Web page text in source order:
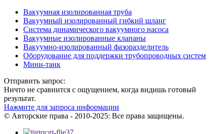
Вакуумная изолированная труба
Вакуумный изолированный гибкий шланг
Система динамического вакуумного насоса
Вакуумные изолированные клапаны
Вакуумно-изолированный фазоразделитель
Оборудование для поддержки трубопроводных систем
Мини-танк
Отправить запрос:
Ничто не сравнится с ощущением, когда видишь готовый
результат.
Нажмите для запроса информации
© Авторские права - 2010-2025: Все права защищены.